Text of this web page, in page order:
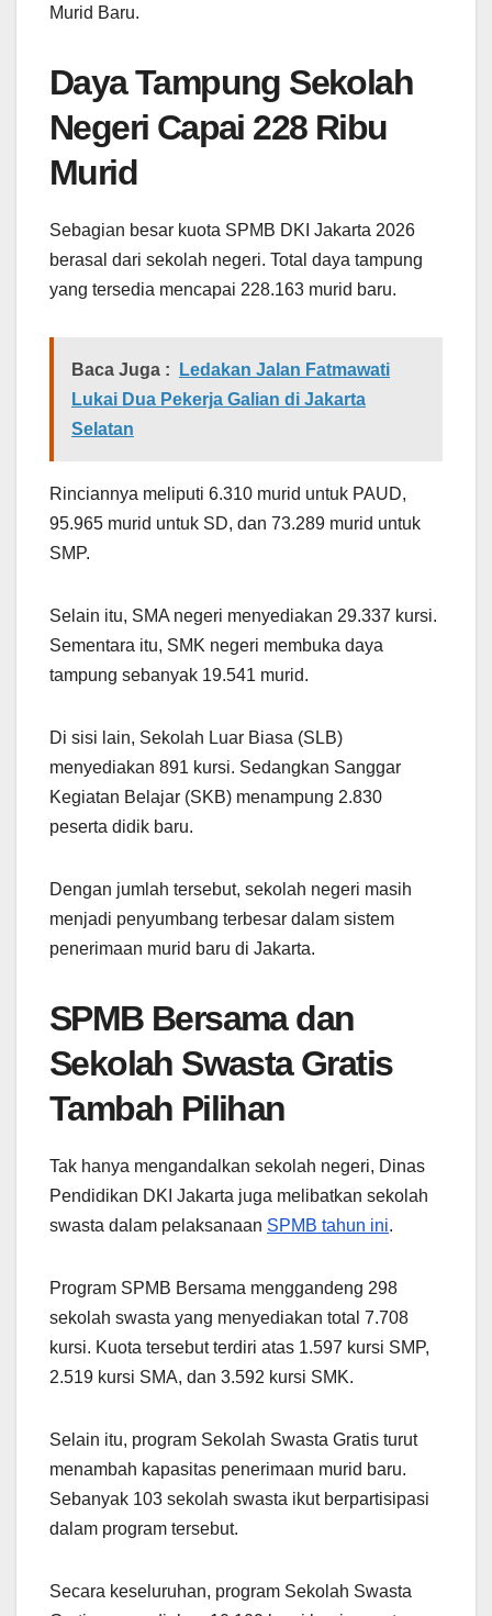
Murid Baru.
Daya Tampung Sekolah
Negeri Capai 228 Ribu
Murid
Sebagian besar kuota SPMB DKI Jakarta 2026
berasal dari sekolah negeri. Total daya tampung
yang tersedia mencapai 228.163 murid baru.
Baca Juga :
Ledakan Jalan Fatmawati
Lukai Dua Pekerja Galian di Jakarta
Selatan
Rinciannya meliputi 6.310 murid untuk PAUD,
95.965 murid untuk SD, dan 73.289 murid untuk
SMP.
Selain itu, SMA negeri menyediakan 29.337 kursi.
Sementara itu, SMK negeri membuka daya
tampung sebanyak 19.541 murid.
Di sisi lain, Sekolah Luar Biasa (SLB)
menyediakan 891 kursi. Sedangkan Sanggar
Kegiatan Belajar (SKB) menampung 2.830
peserta didik baru.
Dengan jumlah tersebut, sekolah negeri masih
menjadi penyumbang terbesar dalam sistem
penerimaan murid baru di Jakarta.
SPMB Bersama dan
Sekolah Swasta Gratis
Tambah Pilihan
Tak hanya mengandalkan sekolah negeri, Dinas
Pendidikan DKI Jakarta juga melibatkan sekolah
swasta dalam pelaksanaan SPMB tahun ini.
Program SPMB Bersama menggandeng 298
sekolah swasta yang menyediakan total 7.708
kursi. Kuota tersebut terdiri atas 1.597 kursi SMP,
2.519 kursi SMA, dan 3.592 kursi SMK.
Selain itu, program Sekolah Swasta Gratis turut
menambah kapasitas penerimaan murid baru.
Sebanyak 103 sekolah swasta ikut berpartisipasi
dalam program tersebut.
Secara keseluruhan, program Sekolah Swasta